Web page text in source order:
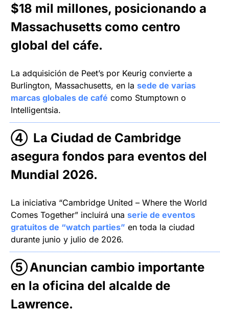
$18 mil millones, posicionando a
Massachusetts como centro
global del cáfe.
La adquisición de Peet’s por Keurig convierte a
Burlington, Massachusetts, en la sede de varias
marcas globales de café como Stumptown o
Intelligentsia.
④ La Ciudad de Cambridge
asegura fondos para eventos del
Mundial 2026.
La iniciativa “Cambridge United – Where the World
Comes Together” incluirá una serie de eventos
gratuitos de “watch parties” en toda la ciudad
durante junio y julio de 2026.
⑤Anuncian cambio importante
en la oficina del alcalde de
Lawrence.